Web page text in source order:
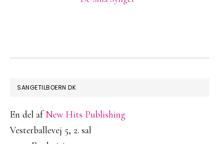
FOOTER
SANGETILBOERN.DK
En del afNew Hits Publishing
Vesterballevej 5, 2. sal